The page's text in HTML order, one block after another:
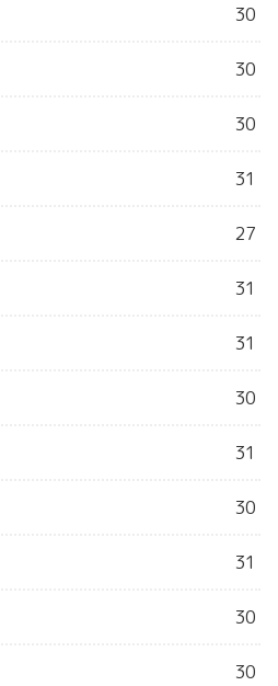
30
30
30
31
27
31
31
30
31
30
31
30
30